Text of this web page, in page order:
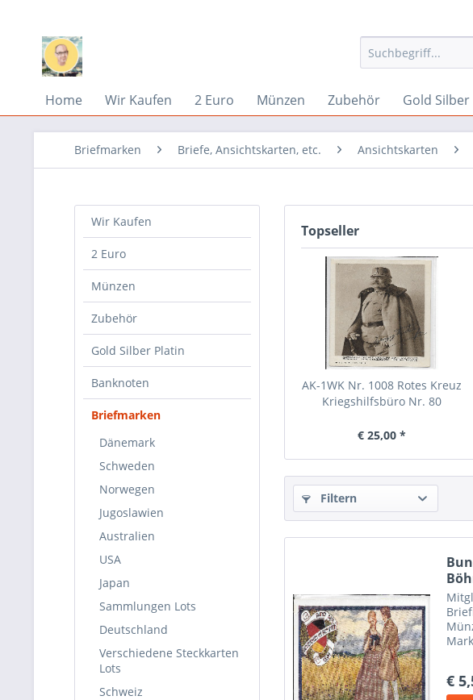
Home Wir Kaufen 2 Euro Münzen Zubehör Gold
Briefmarken Briefe, Ansichtskarten, etc. Ansichtskarten
Wir Kaufen
2 Euro
Münzen
Zubehör
Gold Silber Platin
Banknoten
Briefmarken
Dänemark
Schweden
Norwegen
Jugoslawien
Australien
USA
Japan
Sammlungen Lots
Deutschland
Verschiedene Steckkarten
Lots
Schweiz
Topseller
AK-1WK Nr. 1008 Rotes Kreuz
Kriegshilfsbüro Nr. 80
€ 25,00 *
Filtern
€